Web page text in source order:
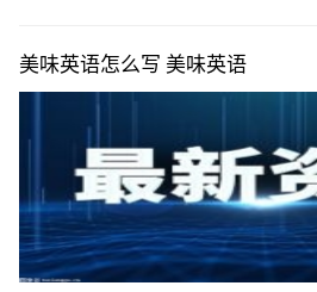
美味英语怎么写 美味英语